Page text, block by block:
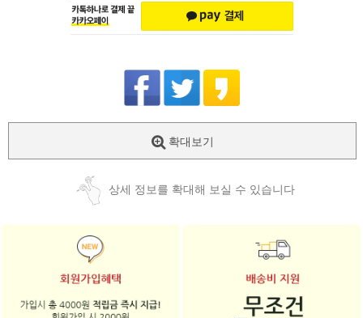
확대보기
상세 정보를 확대해 보실 수 있습니다